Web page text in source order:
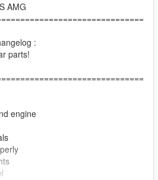
AMG
:
parts!
engine